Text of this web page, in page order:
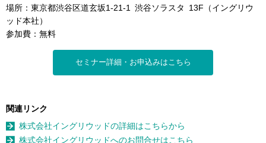
場所：東京都渋谷区道玄坂1-21-1 渋谷ソラスタ 13F（イングリウ
ッド本社）
参加費：無料
セミナー詳細・お申込みはこちら
関連リンク
株式会社イングリウッドの詳細はこちらから
株式会社イングリウッドへのお問合せはこちら